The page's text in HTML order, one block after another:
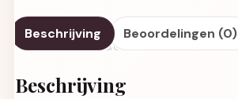
Beschrijving Beoordelingen (0)
Beschrijving